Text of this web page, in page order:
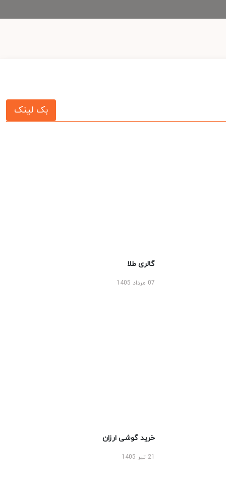
بک لینک
گالری طلا
07 مرداد 1405
خرید گوشی ارزان